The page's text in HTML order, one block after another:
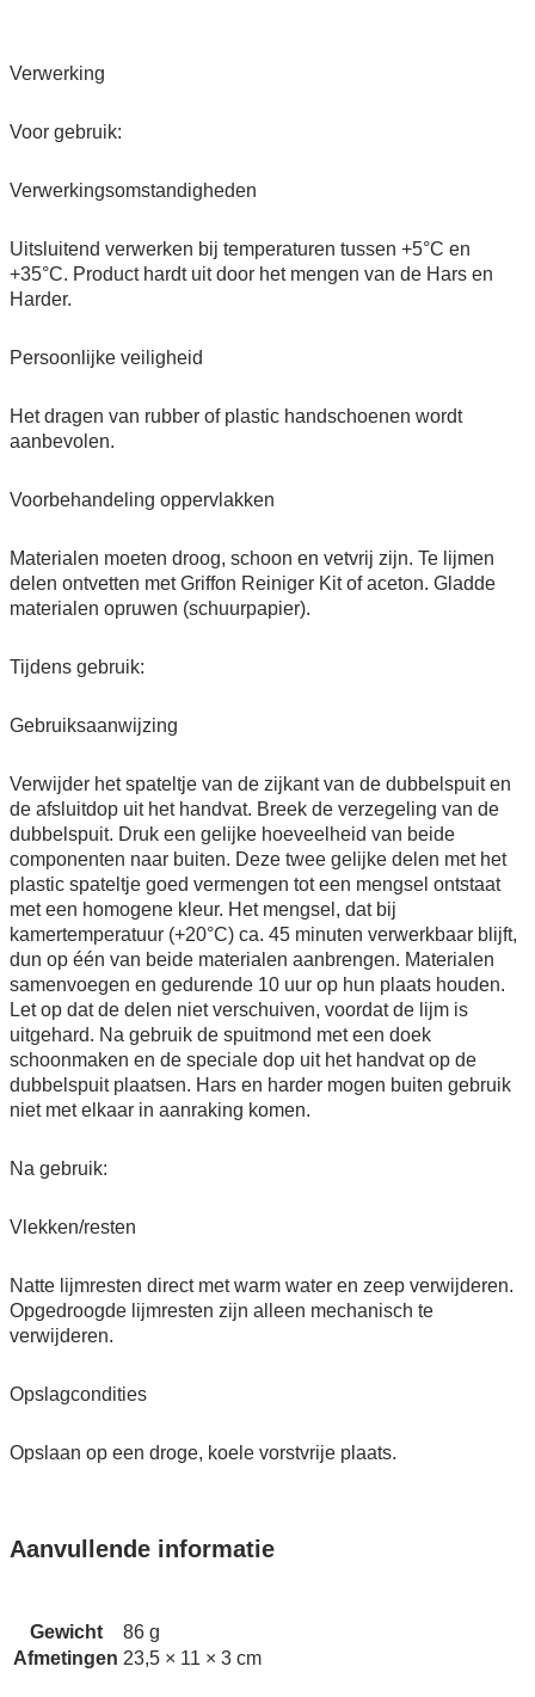
Verwerking
Voor gebruik:
Verwerkingsomstandigheden
Uitsluitend verwerken bij temperaturen tussen +5°C en
+35°C. Product hardt uit door het mengen van de Hars en
Harder.
Persoonlijke veiligheid
Het dragen van rubber of plastic handschoenen wordt
aanbevolen.
Voorbehandeling oppervlakken
Materialen moeten droog, schoon en vetvrij zijn. Te lijmen
delen ontvetten met Griffon Reiniger Kit of aceton. Gladde
materialen opruwen (schuurpapier).
Tijdens gebruik:
Gebruiksaanwijzing
Verwijder het spateltje van de zijkant van de dubbelspuit en
de afsluitdop uit het handvat. Breek de verzegeling van de
dubbelspuit. Druk een gelijke hoeveelheid van beide
componenten naar buiten. Deze twee gelijke delen met het
plastic spateltje goed vermengen tot een mengsel ontstaat
met een homogene kleur. Het mengsel, dat bij
kamertemperatuur (+20°C) ca. 45 minuten verwerkbaar blijft,
dun op één van beide materialen aanbrengen. Materialen
samenvoegen en gedurende 10 uur op hun plaats houden.
Let op dat de delen niet verschuiven, voordat de lijm is
uitgehard. Na gebruik de spuitmond met een doek
schoonmaken en de speciale dop uit het handvat op de
dubbelspuit plaatsen. Hars en harder mogen buiten gebruik
niet met elkaar in aanraking komen.
Na gebruik:
Vlekken/resten
Natte lijmresten direct met warm water en zeep verwijderen.
Opgedroogde lijmresten zijn alleen mechanisch te
verwijderen.
Opslagcondities
Opslaan op een droge, koele vorstvrije plaats.
Aanvullende informatie
Gewicht
86 g
Afmetingen 23,5 × 11 × 3 cm